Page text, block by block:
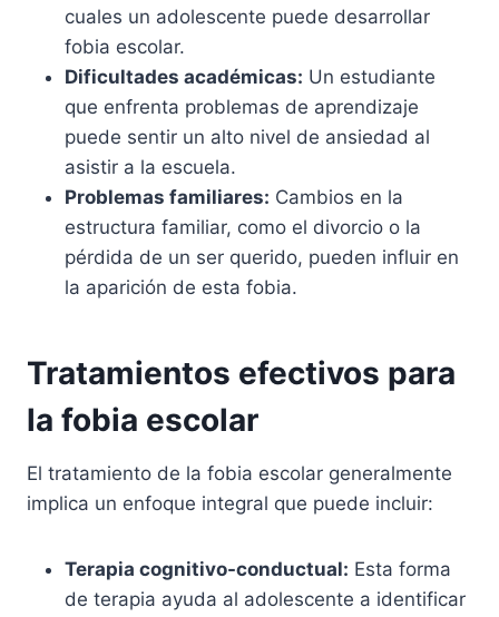
cuales un adolescente puede desarrollar
fobia escolar.
Dificultades académicas: Un estudiante
que enfrenta problemas de aprendizaje
puede sentir un alto nivel de ansiedad al
asistir a la escuela.
Problemas familiares: Cambios en la
estructura familiar, como el divorcio o la
pérdida de un ser querido, pueden influir en
la aparición de esta fobia.
Tratamientos efectivos para
la fobia escolar
El tratamiento de la fobia escolar generalmente
implica un enfoque integral que puede incluir:
Terapia cognitivo-conductual: Esta forma
de terapia ayuda al adolescente a identificar